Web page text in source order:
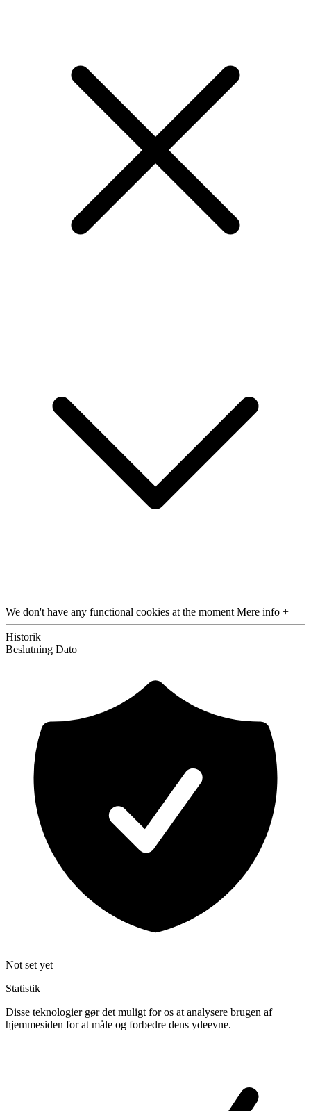
We don't have any functional cookies at the moment Mere info +
Historik
Beslutning Dato
Not set yet
Statistik
Disse teknologier gør det muligt for os at analysere brugen af
hjemmesiden for at måle og forbedre dens ydeevne.